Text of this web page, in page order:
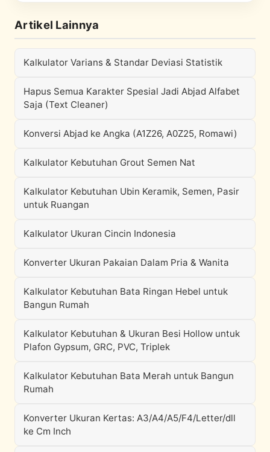
Artikel Lainnya
Kalkulator Varians & Standar Deviasi Statistik
Hapus Semua Karakter Spesial Jadi Abjad Alfabet
Saja (Text Cleaner)
Konversi Abjad ke Angka (A1Z26, A0Z25, Romawi)
Kalkulator Kebutuhan Grout Semen Nat
Kalkulator Kebutuhan Ubin Keramik, Semen, Pasir
untuk Ruangan
Kalkulator Ukuran Cincin Indonesia
Konverter Ukuran Pakaian Dalam Pria & Wanita
Kalkulator Kebutuhan Bata Ringan Hebel untuk
Bangun Rumah
Kalkulator Kebutuhan & Ukuran Besi Hollow untuk
Plafon Gypsum, GRC, PVC, Triplek
Kalkulator Kebutuhan Bata Merah untuk Bangun
Rumah
Konverter Ukuran Kertas: A3/A4/A5/F4/Letter/dll
ke Cm Inch